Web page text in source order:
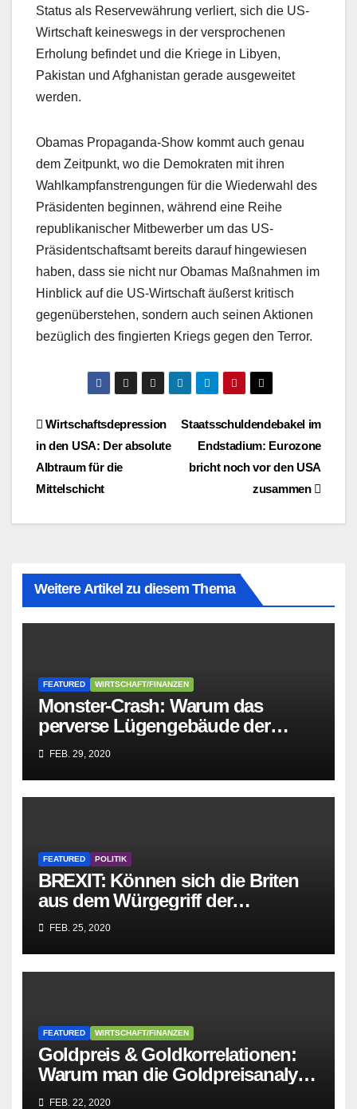
Status als Reservewährung verliert, sich die US-
Wirtschaft keineswegs in der versprochenen
Erholung befindet und die Kriege in Libyen,
Pakistan und Afghanistan gerade ausgeweitet
werden.
Obamas Propaganda-Show kommt auch genau
dem Zeitpunkt, wo die Demokraten mit ihren
Wahlkampfanstrengungen für die Wiederwahl des
Präsidenten beginnen, während eine Reihe
republikanischer Mitbewerber um das US-
Präsidentschaftsamt bereits darauf hingewiesen
haben, dass sie nicht nur Obamas Maßnahmen im
Hinblick auf die US-Wirtschaft äußerst kritisch
gegenüberstehen, sondern auch seinen Aktionen
bezüglich des fingierten Kriegs gegen den Terror.
BeitragsnavigationStaatsschuldendebakel im
Endstadium: Eurozone
bricht noch vor den USA
zusammen
Wirtschaftsdepression
in den USA: Der absolute
Albtraum für die
Mittelschicht
Weitere Artikel zu diesem Thema
FEATURED WIRTSCHAFT/FINANZEN
Monster-Crash: Warum das
perverse Lügengebäude der
Sozialisten in sich
zusammenbricht!
FEB. 29, 2020
FEATURED POLITIK
BREXIT: Können sich die Briten
aus dem Würgegriff der
parasitären EU-Mafia befreien?
FEB. 25, 2020
FEATURED WIRTSCHAFT/FINANZEN
Goldpreis & Goldkorrelationen:
Warum man die Goldpreisanalyse
besser Profis überlässt!
FEB. 22, 2020